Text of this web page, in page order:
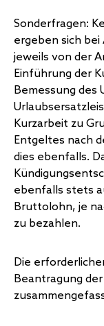
Sonderfragen:
ergeben sich
jeweils von der
Einführung der
Bemessung des
Kurzarbeit zu
Entgeltes nach
dies ebenfalls.
ebenfalls stets
Bruttolohn, je
zu bezahlen.
Die
Beantragung